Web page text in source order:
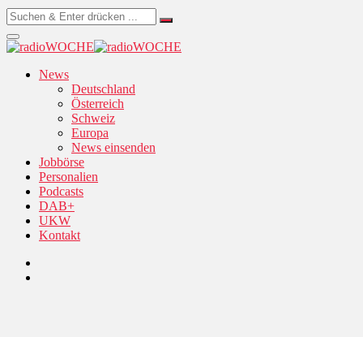
News
Deutschland
Österreich
Schweiz
Europa
News einsenden
Jobbörse
Personalien
Podcasts
DAB+
UKW
Kontakt